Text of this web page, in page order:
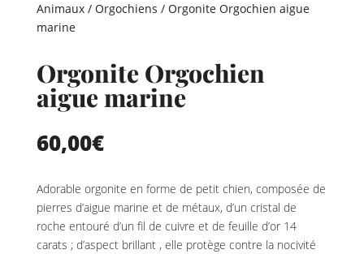
Animaux/ Orgochiens / Orgonite Orgochien aigue
marine
Orgonite Orgochien
aigue marine
60,00€
Adorable orgonite en forme de petit chien, composée de
pierres d’aigue marine et de métaux, d’un cristal de
roche entouré d’un fil de cuivre et de feuille d’or 14
carats ; d’aspect brillant , elle protège contre la nocivité